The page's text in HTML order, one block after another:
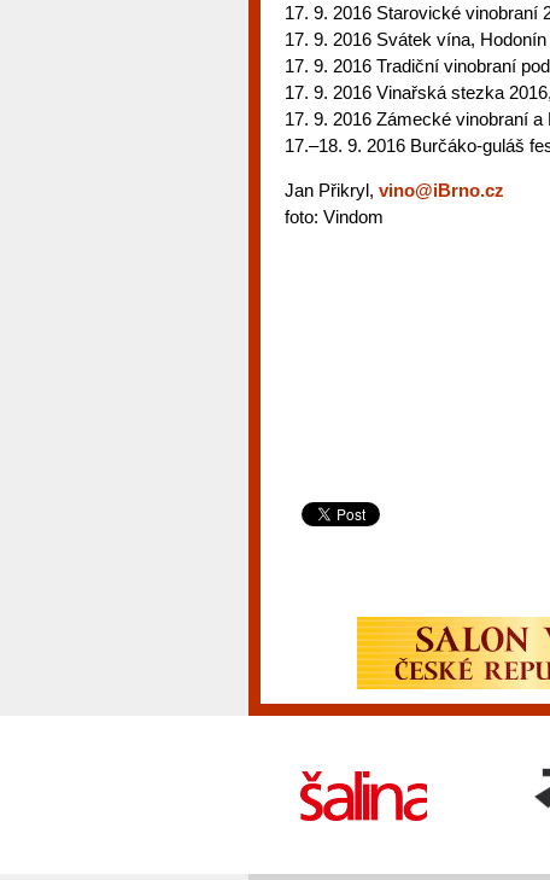
17. 9. 2016 Starovické vinobraní
17. 9. 2016 Svátek vína, Hodonín
17. 9. 2016 Tradiční vinobraní
17. 9. 2016 Vinařská stezka
17. 9. 2016 Zámecké vinobraní
17.–18. 9. 2016 Burčáko-guláš
Jan Přikryl, vino@iBrno.cz
foto: Vindom